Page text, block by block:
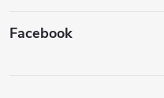
Facebook